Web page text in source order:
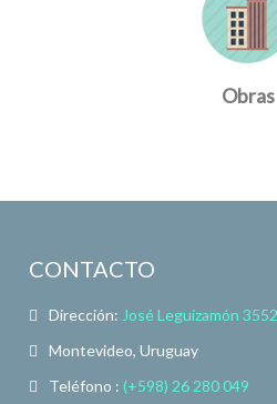
Obras
CONTACTO
Dirección: José Leguizamón
Montevideo, Uruguay
Teléfono : (+598) 26 280 049